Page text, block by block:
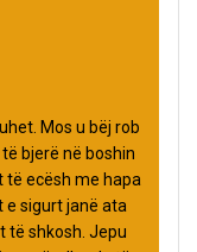
Mos u bëj rob
bjerë në boshin
të ecësh me hapa
e sigurt janë ata
të shkosh. Jepu